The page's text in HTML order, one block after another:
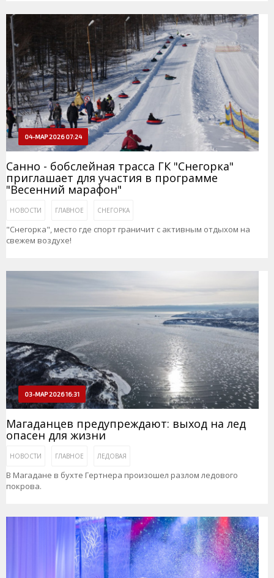
04-МАР 2026 07:24
Санно - бобслейная трасса ГК "Снегорка"
приглашает для участия в программе
"Весенний марафон"
НОВОСТИ ГЛАВНОЕ СНЕГОРКА
"Снегорка", место где спорт граничит с активным отдыхом на
свежем воздухе!
03-МАР 2026 16:31
Магаданцев предупреждают: выход на лед
опасен для жизни
НОВОСТИ ГЛАВНОЕ ЛЕДОВАЯ
В Магадане в бухте Гертнера произошел разлом ледового
покрова.